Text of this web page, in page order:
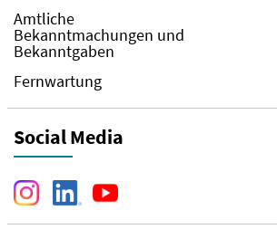
Amtliche
Bekanntmachungen und
Bekanntgaben
Fernwartung
Social Media